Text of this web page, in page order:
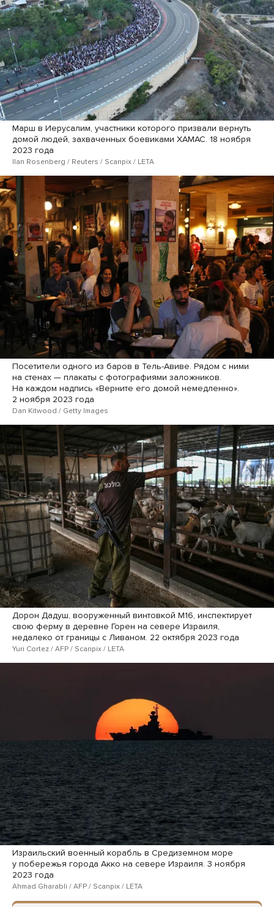
Марш в Иерусалим, участники которого призвали вернуть
домой людей, захваченных боевиками ХАМАС. 18 ноября
2023 года
Ilan Rosenberg / Reuters / Scanpix / LETA
Посетители одного из баров в Тель-Авиве. Рядом с ними
на стенах — плакаты с фотографиями заложников.
На каждом надпись «Верните его домой немедленно».
2 ноября 2023 года
Dan Kitwood / Getty Images
Дорон Дадуш, вооруженный винтовкой М16, инспектирует
свою ферму в деревне Горен на севере Израиля,
недалеко от границы с Ливаном. 22 октября 2023 года
Yuri Cortez / AFP / Scanpix / LETA
Израильский военный корабль в Средиземном море
у побережья города Акко на севере Израиля. 3 ноября
2023 года
Ahmad Gharabli / AFP / Scanpix / LETA